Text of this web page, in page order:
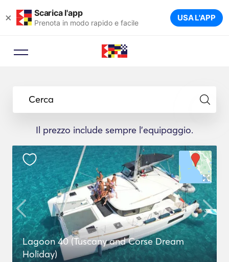
× Scarica l'app
Prenota in modo rapido e facile USA L'APP
Cerca
Il prezzo include sempre l'equipaggio.
Lagoon 40 (Tuscany and Corse Dream
Holiday)